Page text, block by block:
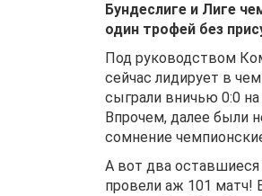
Бундеслиге и Лиге
один трофей без
Под руководством
сейчас лидирует в
сыграли вничью 0:0
Впрочем, далее были
сомнение
А вот два
провели аж 101 матч!